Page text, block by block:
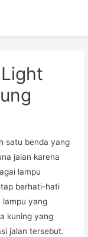
satu benda yang
jalan karena
lampu
berhati-hati
lampu yang
kuning yang
jalan tersebut.